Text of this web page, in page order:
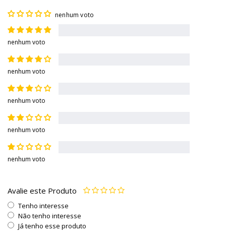
nenhum voto
nenhum voto
nenhum voto
nenhum voto
nenhum voto
nenhum voto
Avalie este Produto
Tenho interesse
Não tenho interesse
Já tenho esse produto